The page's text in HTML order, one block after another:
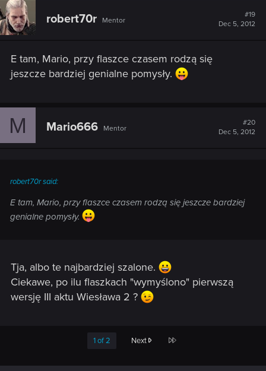
robert70r Mentor
#19
Dec 5, 2012
E tam, Mario, przy flaszce czasem rodzą się
jeszcze bardziej genialne pomysły.
M Mario666 Mentor
#20
Dec 5, 2012
robert70r said:
E tam, Mario, przy flaszce czasem rodzą się jeszcze bardziej
genialne pomysły.
Tja, albo te najbardziej szalone.
Ciekawe, po ilu flaszkach "wymyślono" pierwszą
wersję III aktu Wiesława 2 ?
1 of 2 Next Last